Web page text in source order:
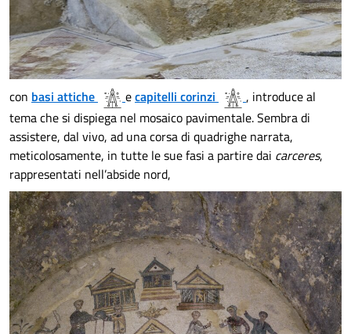
con basi attiche ecapitelli corinzi
, introduce al
tema che si dispiega nel mosaico pavimentale. Sembra di
assistere, dal vivo, ad una corsa di quadrighe narrata,
meticolosamente, in tutte le sue fasi a partire dai carceres,
rappresentati nell’abside nord,